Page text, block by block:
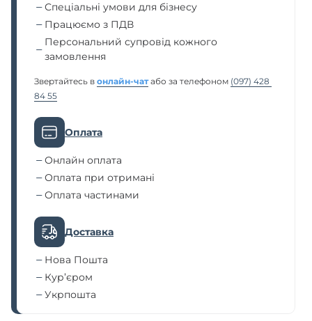
Спеціальні умови для бізнесу
Працюємо з ПДВ
Персональний супровід кожного
замовлення
Звертайтесь в онлайн-чат або за телефоном (097) 428
84 55
Оплата
Онлайн оплата
Оплата при отримані
Оплата частинами
Доставка
Нова Пошта
Кур’єром
Укрпошта